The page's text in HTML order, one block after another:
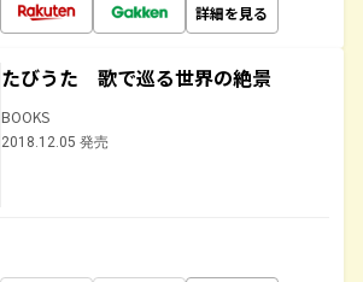
詳細を見る
たびうた 歌で巡る世界の絶景
BOOKS
2018.12.05 発売